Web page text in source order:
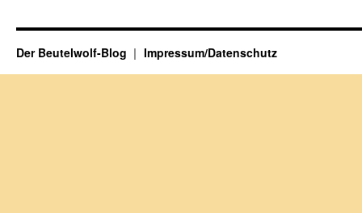
Der Beutelwolf-Blog Impressum/Datenschutz